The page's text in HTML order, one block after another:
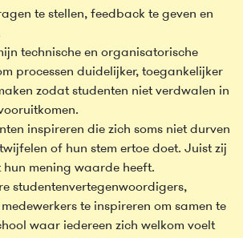
te stellen, feedback te geven en
technische en organisatorische
processen duidelijker, toegankelijker
zodat studenten niet verdwalen in
inspireren die zich soms niet durven
of hun stem ertoe doet. Juist zij
hun mening waarde heeft.
studentenvertegenwoordigers,
te inspireren om samen te
waar iedereen zich welkom voelt